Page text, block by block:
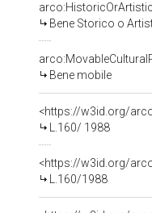
Bene Storico o
Bene mobile
<https://w3id.org/
L.160/ 1988
<https://w3id.org/
L.160/1988